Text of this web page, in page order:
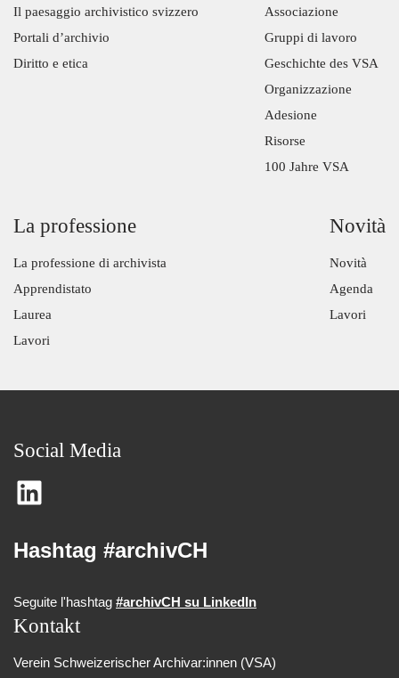
Il paesaggio archivistico svizzero
Portali d’archivio
Diritto e etica
Associazione
Gruppi di lavoro
Geschichte des VSA
Organizzazione
Adesione
Risorse
100 Jahre VSA
La professione
La professione di archivista
Apprendistato
Laurea
Lavori
Novità
Novità
Agenda
Lavori
Social Media
Hashtag #archivCH
Seguite l'hashtag #archivCH su LinkedIn
Kontakt
Verein Schweizerischer Archivar:innen (VSA)